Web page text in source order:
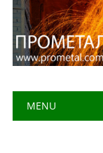
Main
MENU